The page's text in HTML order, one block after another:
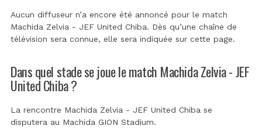
Aucun diffuseur n’a encore été annoncé pour le match
Machida Zelvia - JEF United Chiba. Dès qu’une chaîne de
télévision sera connue, elle sera indiquée sur cette page.
Dans quel stade se joue le match Machida Zelvia - JEF
United Chiba ?
La rencontre Machida Zelvia - JEF United Chiba se
disputera au Machida GION Stadium.